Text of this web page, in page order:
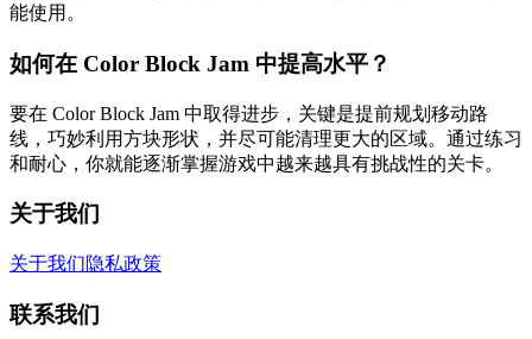
能使用。
如何在 Color Block Jam 中提高水平？
要在 Color Block Jam 中取得进步，关键是提前规划移动路
线，巧妙利用方块形状，并尽可能清理更大的区域。通过练习
和耐心，你就能逐渐掌握游戏中越来越具有挑战性的关卡。
关于我们
关于我们隐私政策
联系我们